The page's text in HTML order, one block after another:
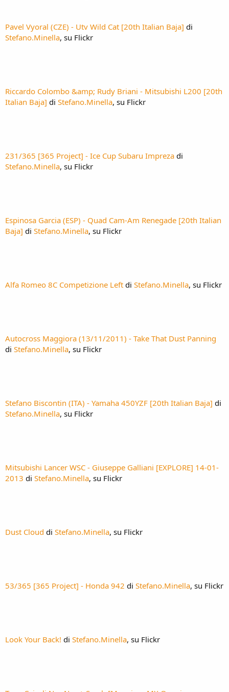
Pavel Vyoral (CZE) - Utv Wild Cat [20th Italian Baja] di
Stefano.Minella, su Flickr
Riccardo Colombo &amp; Rudy Briani - Mitsubishi L200 [20th
Italian Baja] di Stefano.Minella, su Flickr
231/365 [365 Project] - Ice Cup Subaru Impreza di
Stefano.Minella, su Flickr
Espinosa Garcia (ESP) - Quad Cam-Am Renegade [20th Italian
Baja] di Stefano.Minella, su Flickr
Alfa Romeo 8C Competizione Left di Stefano.Minella, su Flickr
Autocross Maggiora (13/11/2011) - Take That Dust Panning
di Stefano.Minella, su Flickr
Stefano Biscontin (ITA) - Yamaha 450YZF [20th Italian Baja] di
Stefano.Minella, su Flickr
Mitsubishi Lancer WSC - Giuseppe Galliani [EXPLORE] 14-01-
2013 di Stefano.Minella, su Flickr
Dust Cloud di Stefano.Minella, su Flickr
53/365 [365 Project] - Honda 942 di Stefano.Minella, su Flickr
Look Your Back! di Stefano.Minella, su Flickr